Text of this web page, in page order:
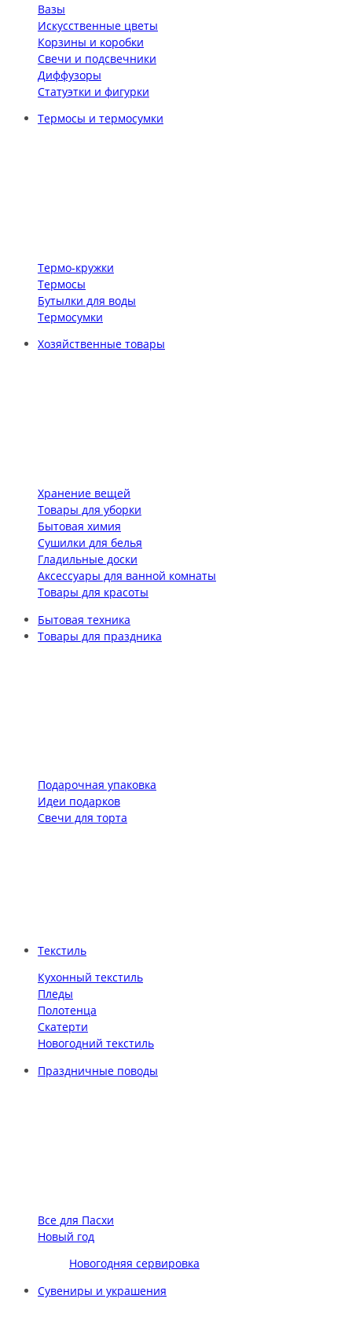
Вазы
Искусственные цветы
Корзины и коробки
Свечи и подсвечники
Диффузоры
Статуэтки и фигурки
Термосы и термосумки
Термо-кружки
Термосы
Бутылки для воды
Термосумки
Хозяйственные товары
Хранение вещей
Товары для уборки
Бытовая химия
Сушилки для белья
Гладильные доски
Аксессуары для ванной комнаты
Товары для красоты
Бытовая техника
Товары для праздника
Подарочная упаковка
Идеи подарков
Свечи для торта
Текстиль
Кухонный текстиль
Пледы
Полотенца
Скатерти
Новогодний текстиль
Праздничные поводы
Все для Пасхи
Новый год
Новогодняя сервировка
Сувениры и украшения